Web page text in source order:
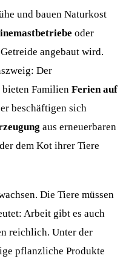
und bauen Naturkost
oder
angebaut wird.
Der
FamilienFerien auf
beschäftigen sich
aus erneuerbaren
dem Kot ihrer Tiere
Die Tiere müssen
Arbeit gibt es auch
reichlich. Unter der
pflanzliche Produkte